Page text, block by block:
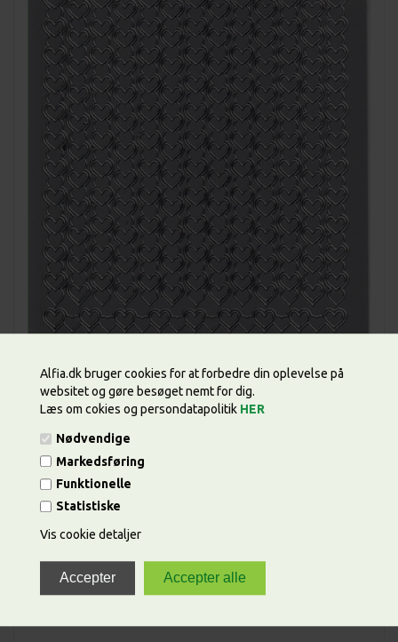
Alfia.dk bruger cookies for at forbedre din oplevelse på
websitet og gøre besøget nemt for dig.
Læs om cokies og persondatapolitik HER
Nødvendige
Markedsføring
Funktionelle
Statistiske
Vis cookie detaljer
Pris ved 1 ark
6,00 DKK